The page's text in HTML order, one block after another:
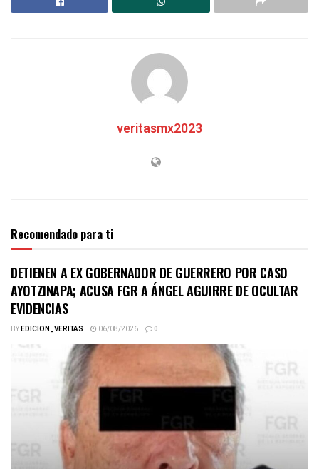
veritasmx2023
Recomendado para ti
DETIENEN A EX GOBERNADOR DE GUERRERO POR CASO
AYOTZINAPA; ACUSA FGR A ÁNGEL AGUIRRE DE OCULTAR
EVIDENCIAS
BYEDICION_VERITAS 06/08/2026 0